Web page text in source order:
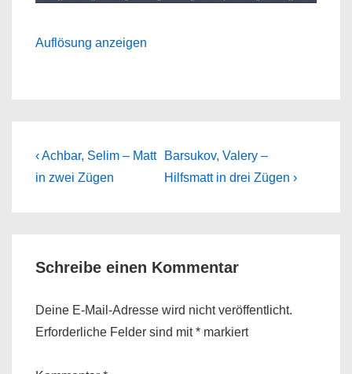
Auflösung anzeigen
Beitragsnavigation
Previous
Post
‹ Achbar, Selim – Matt
in zwei Zügen
Next
Post
Barsukov, Valery –
Hilfsmatt in drei Zügen ›
Schreibe einen Kommentar
Deine E-Mail-Adresse wird nicht veröffentlicht.
Erforderliche Felder sind mit* markiert